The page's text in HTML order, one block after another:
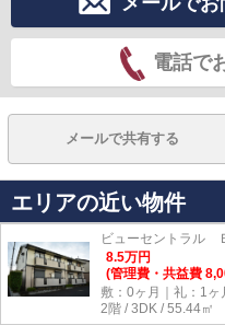
電話で
メールで共有する
エリアの近い物件
ビューセントラル
8.5万円
(管理費・共益費
敷：0ヶ月｜礼：1ヶ
2階 / 3DK / 55.44㎡